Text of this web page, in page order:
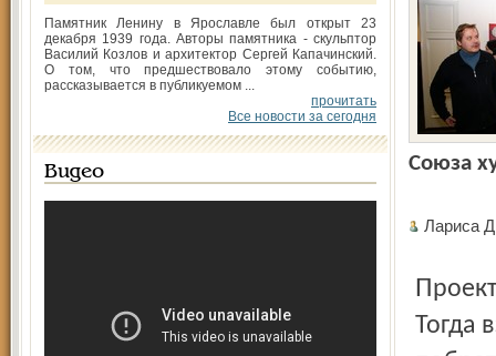
Памятник Ленину в Ярославле был открыт 23
декабря 1939 года. Авторы памятника - скульптор
Василий Козлов и архитектор Сергей Капачинский.
О том, что предшествовало этому событию,
рассказывается в публикуемом ...
прочитать
Все новости за сегодня
Видео Союза
Проект «Колесо времени» начался ещё в прошлом году.
Тогда